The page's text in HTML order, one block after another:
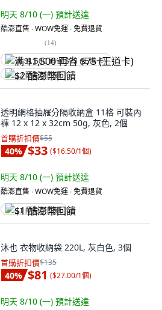
明天 8/10 (一) 預計送達
酷澎直售 ∙ WOW免運 ∙ 免費退貨
(14)
满 $1,500 再省 $75 (王道卡)
$2 酷澎幣回饋
透明網格抽屜分隔收納盒 11格 可裝內
褲 12 x 12 x 32cm 50g, 灰色, 2個
首購折扣價$55
40% $33 ($16.50/1個)
明天 8/10 (一) 預計送達
酷澎直售 ∙ WOW免運 ∙ 免費退貨
$1 酷澎幣回饋
沐也 衣物收納袋 220L, 灰白色, 3個
首購折扣價$135
40% $81 ($27.00/1個)
明天 8/10 (一) 預計送達